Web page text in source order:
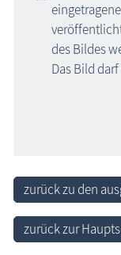
des Bildes
Das Bild
zurück zu den
zurück zur